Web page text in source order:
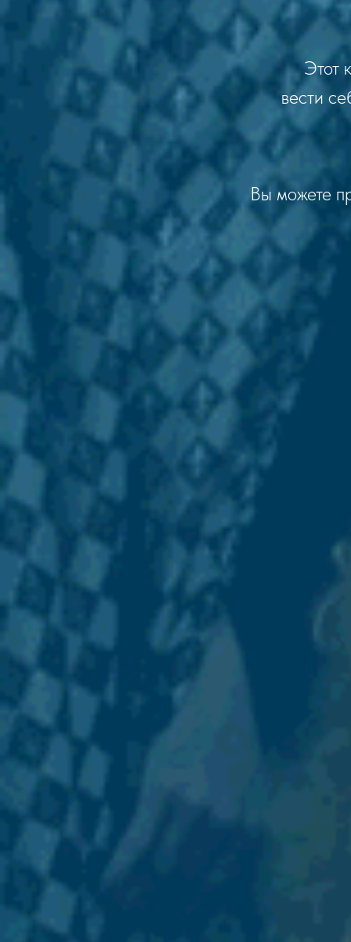
Этот
вести
Вы можете